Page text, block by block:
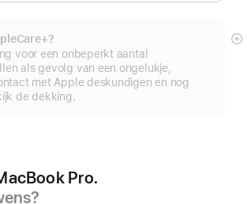
voor een onbeperkt aantal
als gevolg van een ongelukje,
met Apple deskundigen en nog
de dekking.
Pro.